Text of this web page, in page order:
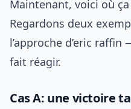
Maintenant, voici où
Regardons deux
l’approche d’eric
fait réagir.
Cas A: une victoire